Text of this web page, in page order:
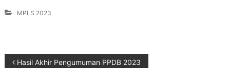
MPLS 2023
Hasil Akhir Pengumuman PPDB 2023